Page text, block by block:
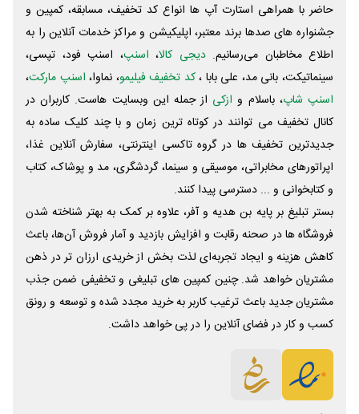
حاضر با همراهی استارت آپ ها انواع کد تخفیف، مسابقه، کمپین و
جشنواره های صدها برند معتبر، اپلیکیشن و مراکز خدمات آنلاین را به
اطلاع مخاطبان می‌رسانیم. دیجی کالا، اسنپ، اسنپ فود، تپسی،
سینماتیکت، بانی مد، علی‌ بابا ،کد تخفیف فیلیمو، نماوا، اسنپ مارکت،
اسنپ شاپ، باسلام و ازکی از جمله این وبسایت ‌هاست. کاربران در
کانال تخفیف می توانند در کوتاه ترین زمان و با چند کلیک ساده به
جدیدترین تخفیف ها در گروه تاکسی اینترنتی، سفارش آنلاین غذا،
اپراتورهای مخابراتی، موسیقی و سینما، گردشگری، مد و پوشاک، کتاب
و کتابخوانی و ... دسترسی پیدا کنند.
بستر تبلیغ بر پایه بن هدیه و آفر، علاوه بر کمک به بهتر شناخته شدن
فروشگاه ها در صحنه رقابت و افزایش بازدید و آمار فروش آن‌ها، باعث
کاهش هزینه و ایجاد تجربه‌ای لذت بخش از خریدی ارزان تر در ذهن
مشتریان خواهد شد. چنین کمپین های تبلیغی و تخفیفی ضمن جذب
مشتریان جدید باعث ترغیب کاربر به خرید مجدد شده و توسعه و رونق
کسب و کار در فضای آنلاین را در پی خواهد داشت.